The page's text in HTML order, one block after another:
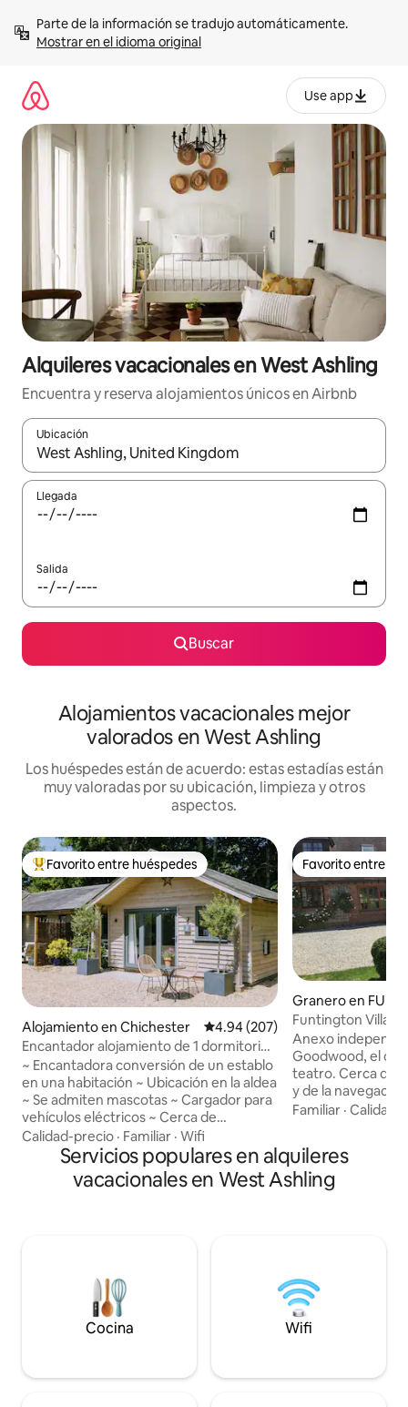
contenidoMostrar en el idioma original
Use app
Alquileres vacacionales en West Ashling
Encuentra y reserva alojamientos únicos en Airbnb
Ubicación
Cuando los resultados estén disponibles, navega con las
Llegada
Salida
Buscar
Alojamientos vacacionales mejor
valorados en West Ashling
Los huéspedes están de acuerdo: estas estadías están
muy valoradas por su ubicación, limpieza y otros
aspectos.
Favorito entre huéspedes preferido
Favorito entre huéspedes
Alojamiento en Chichester Calificación promedio: 4.94 de
4.94 (207)
Encantador alojamiento de 1 dormitorio
en el pueblo de South Downs
~ Encantadora conversión de un establo
en una habitación ~ Ubicación en la aldea
~ Se admiten mascotas ~ Cargador para
vehículos eléctricos ~ Cerca de
Goodwood Encantadora remodelación
de un establo con 1 recámara y 1 baño en
un pintoresco pueblo cerca de
Chichester, con fácil acceso al Parque
en el campo. Incluye: Se admiten
mascotas | Patio al aire libre |
Estacionamiento | Cargador para
Calidad-precio · Familiar · Wifi
Favorito entre
Favorito entre
Granero en
Funtington
capacidad para
Anexo
Goodwood, el
teatro. Cerca de
y de la
individuales que
dormitorio
y comparte el
amigos cercanos. El anexo tiene cocina,
incluido.
previa.
Familiar ·Calidad-
Servicios populares en alquileres
vacacionales en West Ashling
Cocina Wifi